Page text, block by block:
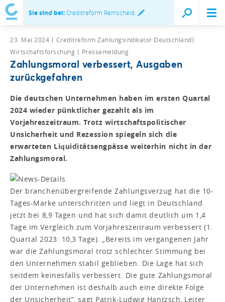
Sie sind bei:Creditreform Remscheid
23. Mai 2024
Creditreform Zahlungsindikator Deutschland
Wirtschaftsforschung
Pressemeldung
Zahlungsmoral verbessert, Ausgaben
zurückgefahren
Die deutschen Unternehmen haben im ersten Quartal
2024 wieder pünktlicher gezahlt als im
Vorjahreszeitraum. Trotz wirtschaftspolitischer
Unsicherheit und Rezession spiegeln sich die
erwarteten Liquiditätsengpässe weiterhin nicht in der
Zahlungsmoral.
Der branchenübergreifende Zahlungsverzug hat die 10-
Tages-Marke unterschritten und liegt in Deutschland
jetzt bei 8,9 Tagen und hat sich damit deutlich um 1,4
Tage im Vergleich zum Vorjahreszeitraum verbessert (1.
Quartal 2023: 10,3 Tage). „Bereits im vergangenen Jahr
war die Zahlungsmoral trotz schlechter Stimmung bei
den Unternehmen stabil geblieben. Die Lage hat sich
seitdem keinesfalls verbessert. Die gute Zahlungsmoral
der Unternehmen ist deshalb auch eine direkte Folge
der Unsicherheit“, sagt Patrik-Ludwig Hantzsch, Leiter